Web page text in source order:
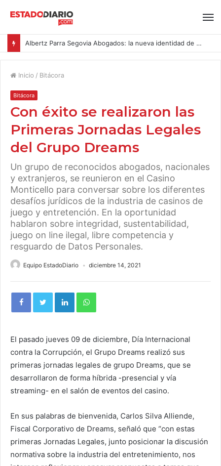
Albertz Parra Segovia Abogados: la nueva identidad de Segovia Consulting
Inicio / Bitácora
Bitácora
Con éxito se realizaron las
Primeras Jornadas Legales
del Grupo Dreams
Un grupo de reconocidos abogados, nacionales
y extranjeros, se reunieron en el Casino
Monticello para conversar sobre los diferentes
desafíos jurídicos de la industria de casinos de
juego y entretención. En la oportunidad
hablaron sobre integridad, sustentabilidad,
juego on line ilegal, libre competencia y
resguardo de Datos Personales.
Equipo EstadoDiario diciembre 14, 2021
El pasado jueves 09 de diciembre, Día Internacional
contra la Corrupción, el Grupo Dreams realizó sus
primeras jornadas legales de grupo Dreams, que se
desarrollaron de forma híbrida -presencial y vía
streaming- en el salón de eventos del casino.
En sus palabras de bienvenida, Carlos Silva Alliende,
Fiscal Corporativo de Dreams, señaló que “con estas
primeras Jornadas Legales, junto posicionar la discusión
normativa sobre la industria del entretenimiento, nos